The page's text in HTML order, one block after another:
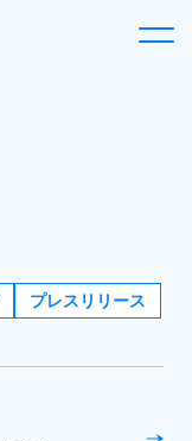
プレスリリース